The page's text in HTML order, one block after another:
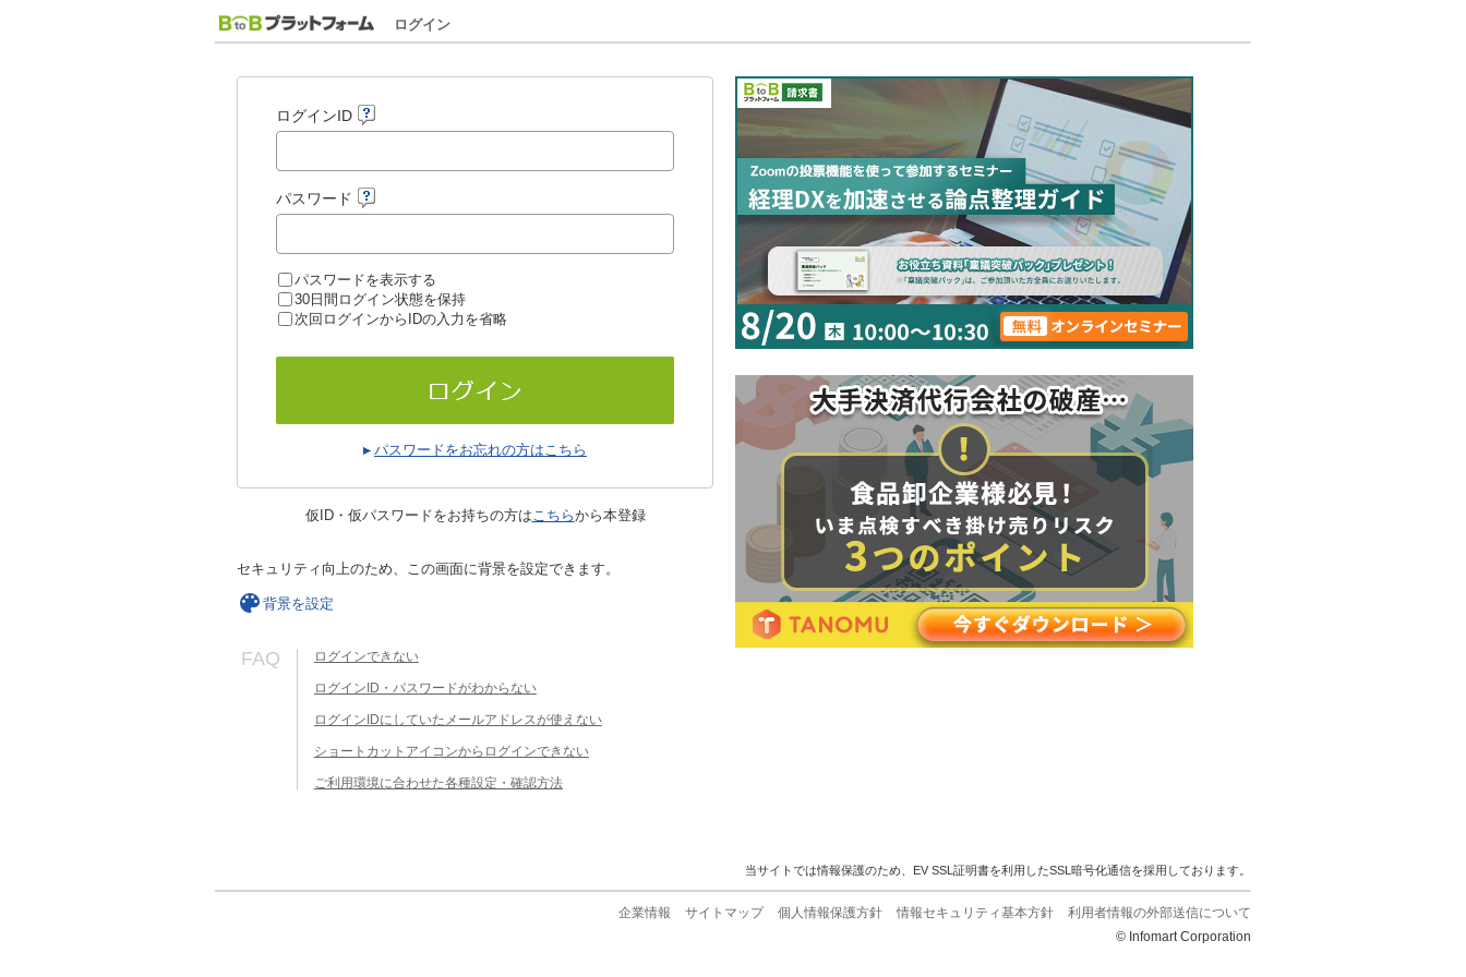
ログイン
ログインID
パスワード
パスワードを表示する
30日間ログイン状態を保持
次回ログインからIDの入力を省略
パスワードをお忘れの方はこちら
仮ID・仮パスワードをお持ちの方はこちらから本登録
セキュリティ向上のため、この画面に背景を設定できます。
背景を設定
FAQ ログインできない
ログインID・パスワードがわからない
ログインIDにしていたメールアドレスが使えない
ショートカットアイコンからログインできない
ご利用環境に合わせた各種設定・確認方法
当サイトでは情報保護のため、EV SSL証明書を利用したSSL暗号化通信を採用しております。
企業情報 サイトマップ 個人情報保護方針 情報セキュリティ基本方針
利用者情報の外部送信について
© Infomart Corporation